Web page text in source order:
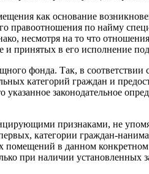
как основание
правоотношения по найму
несмотря на то что
в его исполнение
фонда. Так, в
категорий граждан и
законодательное
признаками, не
категории граждан-
в данном
при наличии установленных